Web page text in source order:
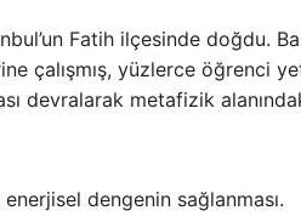
Fatih ilçesinde doğdu.
çalışmış, yüzlerce öğrenci
devralarak metafizik
enerjisel dengenin sağlanması.